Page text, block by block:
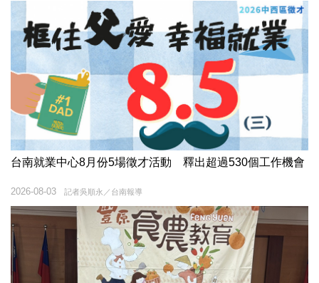
台南就業中心8月份5場徵才活動 釋出超過530個工作機會
記者吳順永／台南報導
2026-08-03